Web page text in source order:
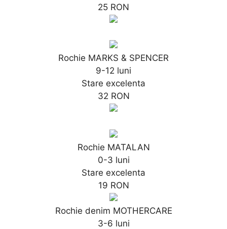
25 RON
Rochie MARKS & SPENCER
9-12 luni
Stare excelenta
32 RON
Rochie MATALAN
0-3 luni
Stare excelenta
19 RON
Rochie denim MOTHERCARE
3-6 luni